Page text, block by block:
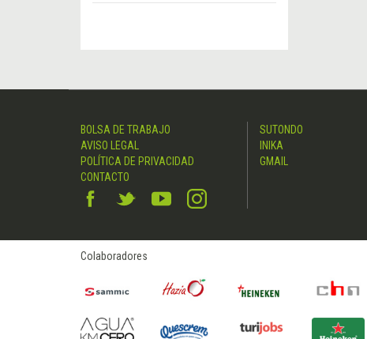
BOLSA DE TRABAJO
AVISO LEGAL
POLÍTICA DE PRIVACIDAD
CONTACTO
SUTONDO
INIKA
GMAIL
Colaboradores